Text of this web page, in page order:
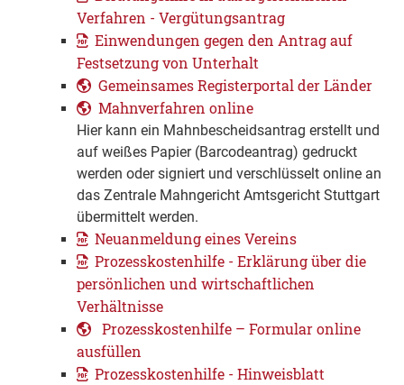
Verfahren - Vergütungsantrag
Einwendungen gegen den Antrag auf
Festsetzung von Unterhalt
Gemeinsames Registerportal der Länder
Mahnverfahren online
Hier kann ein Mahnbescheidsantrag erstellt und
auf weißes Papier (Barcodeantrag) gedruckt
werden oder signiert und verschlüsselt online an
das Zentrale Mahngericht Amtsgericht Stuttgart
übermittelt werden.
Neuanmeldung eines Vereins
Prozesskostenhilfe - Erklärung über die
persönlichen und wirtschaftlichen
Verhältnisse
Prozesskosten­hilfe – Formular online
ausfüllen
Prozesskostenhilfe - Hinweisblatt